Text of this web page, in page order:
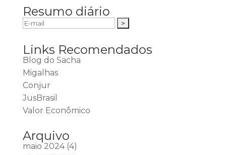
Resumo diário
Links Recomendados
Blog do Sacha
Migalhas
Conjur
JusBrasil
Valor Econômico
Arquivo
maio 2024(4)